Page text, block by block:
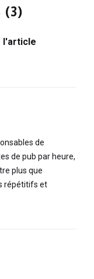
(3)
l'article
de
de pub par heure,
plus que
répétitifs et